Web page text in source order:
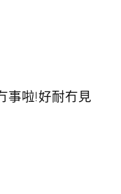
事啦!好耐冇見